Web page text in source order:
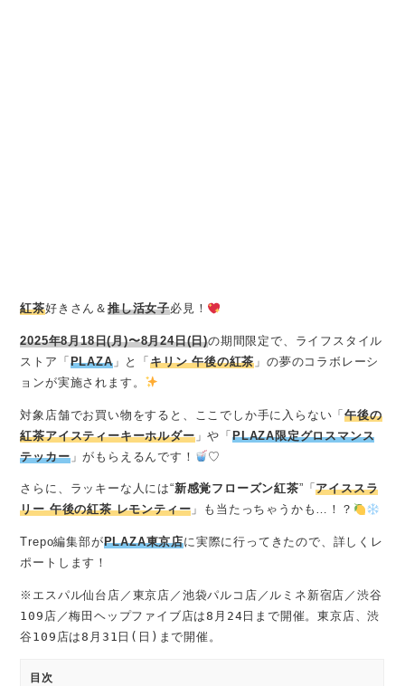
紅茶好きさん＆ 推し活女子必見！
2025年8月18日(月)〜8月24日(日)の期間限定で、ライフスタイル
ストア「 PLAZA」と「 キリン 午後の紅茶 」の夢のコラボレーシ
ョンが実施されます。
対象店舗でお買い物をすると、ここでしか手に入らない「午後の
紅茶アイスティーキーホルダー」や「PLAZA限定グロスマンス
テッカー」がもらえるんです！ ♡
さらに、ラッキーな人には“新感覚フローズン紅茶”「アイススラ
リー 午後の紅茶 レモンティー 」も当たっちゃうかも…！？
Trepo編集部がPLAZA東京店に実際に行ってきたので、詳しくレ
ポートします！
※エスパル仙台店／東京店／池袋パルコ店／ルミネ新宿店／渋谷
109店／梅田ヘップファイブ店は8月24日まで開催。東京店、渋
谷109店は8月31日(日)まで開催。
目次